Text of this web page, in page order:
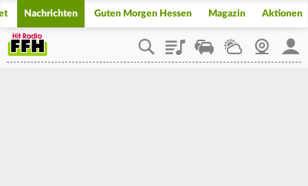
Nachrichten Guten Morgen Hessen Magazin Aktionen
PlaylistStaupilotWetterWebcam